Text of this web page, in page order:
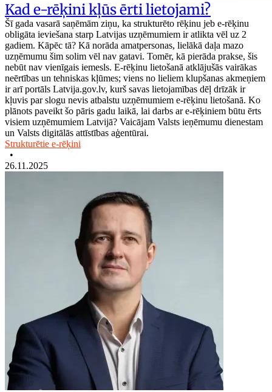
Kad e-rēķini kļūs ērti lietojami?
Šī gada vasarā saņēmām ziņu, ka strukturēto rēķinu jeb e-rēķinu
obligāta ieviešana starp Latvijas uzņēmumiem ir atlikta vēl uz 2
gadiem. Kāpēc tā? Kā norāda amatpersonas, lielākā daļa mazo
uzņēmumu šim solim vēl nav gatavi. Tomēr, kā pierāda prakse, šis
nebūt nav vienīgais iemesls. E-rēķinu lietošanā atklājušās vairākas
neērtības un tehniskas kļūmes; viens no lieliem klupšanas akmeņiem
ir arī portāls Latvija.gov.lv, kurš savas lietojamības dēļ drīzāk ir
kļuvis par slogu nevis atbalstu uzņēmumiem e-rēķinu lietošanā. Ko
plānots paveikt šo pāris gadu laikā, lai darbs ar e-rēķiniem būtu ērts
visiem uzņēmumiem Latvijā? Vaicājam Valsts ieņēmumu dienestam
un Valsts digitālās attīstības aģentūrai.
Strukturētie e-rēķini
•
26.11.2025